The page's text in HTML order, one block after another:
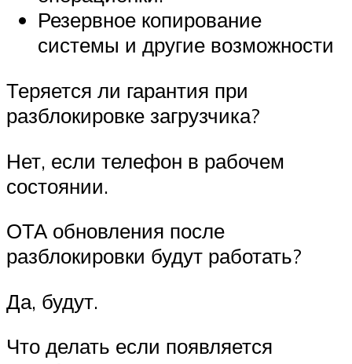
Резервное копирование
системы и другие возможности
Теряется ли гарантия при
разблокировке загрузчика?
Нет, если телефон в рабочем
состоянии.
ОТА обновления после
разблокировки будут работать?
Да, будут.
Что делать если появляется